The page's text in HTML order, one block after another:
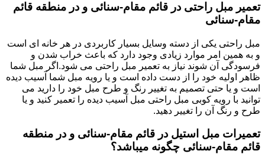
تعمیر مبل راحتی در قائم مقام-سنائی و در منطقه قائم
مقام-سنائی
مبل راحتی یکی از دسته وسایل بسیار کاربردی در هر خانه ای است
و به همین امر موارد زیادی وجود دارد که باعث خراب شدن و
فرسودگی آن شوند نیاز به تعمیر مبل راحتی می شود.اگر مبل شما
ظاهر اولیه خود را از دست داده است و یا رویه مبل شما آسیب دیده
است و یا حتی تصمیم به تغییر رنگ و طرح مبل خود را دارید می
توانید با رویه کوبی مبل راحتی مبل آسیب دیده را تعمیر کنید و یا
طرح و رنگ آن را تغییر دهید.
تعمیرات مبل استیل در قائم مقام-سنائی و در منطقه
قائم مقام-سنائی چگونه میباشد؟